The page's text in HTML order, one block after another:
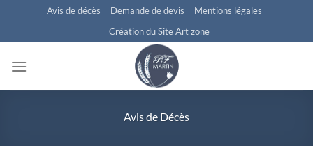
contenu
Avis de décès Demande de devis
Mentions légales
Création du Site Art zone
Avis de Décès